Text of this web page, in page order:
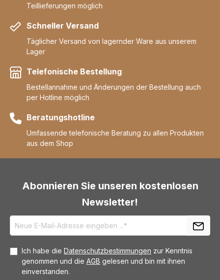
Teillieferungen möglich
Schneller Versand
Täglicher Versand von lagernder Ware aus unserem
Lager
Telefonische Bestellung
Bestellannahme und Änderungen der Bestellung auch
per Hotline möglich
Beratungshotline
Umfassende telefonische Beratung zu allen Produkten
aus dem Shop
Abonnieren Sie unseren kostenlosen
Newsletter!
Ich habe die Datenschutzbestimmungen zur Kenntnis
genommen und die AGB gelesen und bin mit ihnen
einverstanden.